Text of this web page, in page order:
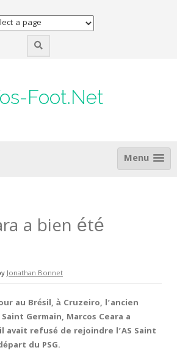
Foot.Net
Menu
a bien été
Jonathan Bonnet
au Brésil, à Cruzeiro, l’ancien
Germain, Marcos Ceara a
avait refusé de rejoindre l’AS Saint
du PSG.